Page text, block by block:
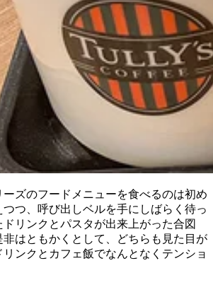
ズのフードメニューを食べるのは初め
つ、呼び出しベルを手にしばらく待っ
リンクとパスタが出来上がった合図
はともかくとして、どちらも見た目が
ンクとカフェ飯でなんとなくテンショ